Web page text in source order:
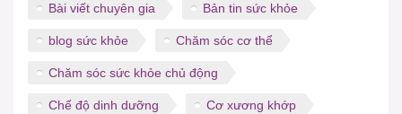
Bài viết chuyên gia Bản tin sức khỏe
blog sức khỏe Chăm sóc cơ thể
Chăm sóc sức khỏe chủ động
Chế độ dinh dưỡng Cơ xương khớp